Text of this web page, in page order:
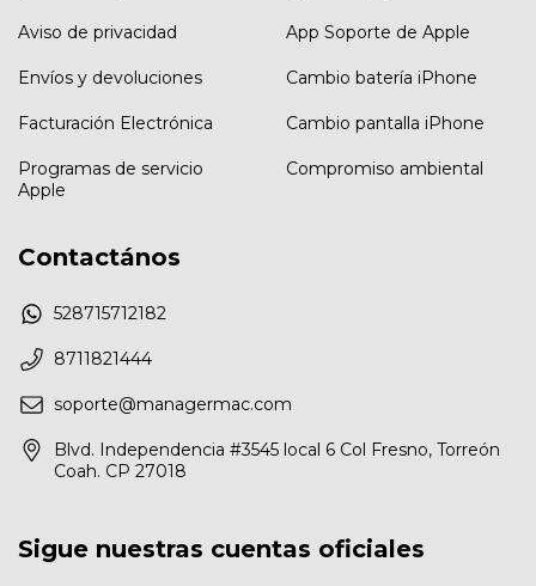
Aviso de privacidad
Envíos y devoluciones
Facturación Electrónica
Programas de servicio
Apple
App Soporte de Apple
Cambio batería iPhone
Cambio pantalla iPhone
Compromiso ambiental
Contactános
528715712182
8711821444
soporte@managermac.com
Blvd. Independencia #3545 local 6 Col Fresno, Torreón
Coah. CP 27018
Sigue nuestras cuentas oficiales